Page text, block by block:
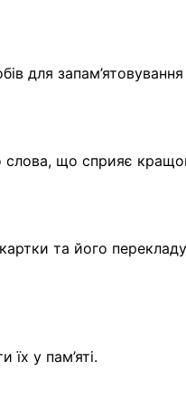
для
що сприяє
та його
у пам’яті.